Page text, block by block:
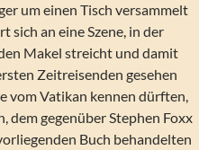
um einen Tisch versammelt
sich an eine Szene, in der
Makel streicht und damit
Zeitreisenden gesehen
vom Vatikan kennen dürften,
dem gegenüber Stephen Foxx
Buch behandelten